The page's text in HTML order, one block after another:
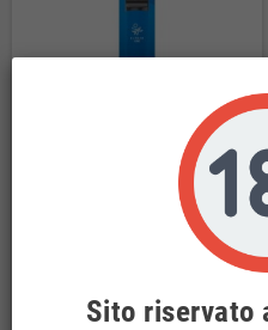
Sigaretta elettronica usa e getta
1500 Blue Razz Lemonade
0MG/ML ELF BAR
Sito riservato